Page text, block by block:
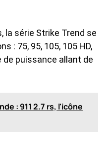
la série Strike Trend se
: 75, 95, 105, 105 HD,
de puissance allant de
: 911 2.7 rs, l'icône